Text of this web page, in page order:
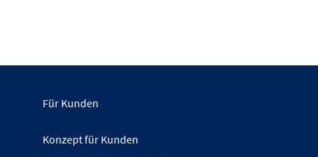
Für Kunden
Konzept für Kunden